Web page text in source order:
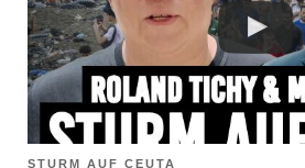
STURM AUF CEUTA